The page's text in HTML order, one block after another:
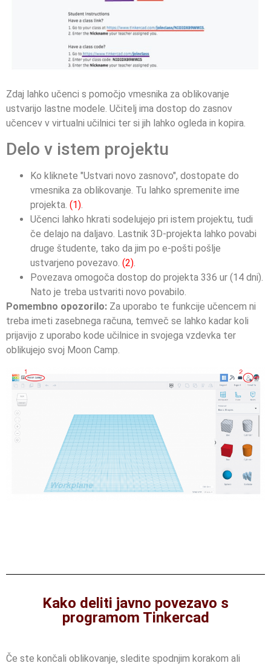
Zdaj lahko učenci s pomočjo vmesnika za oblikovanje
ustvarijo lastne modele. Učitelj ima dostop do zasnov
učencev v virtualni učilnici ter si jih lahko ogleda in kopira.
Delo v istem projektu
Ko kliknete "Ustvari novo zasnovo", dostopate do
vmesnika za oblikovanje. Tu lahko spremenite ime
projekta. (1).
Učenci lahko hkrati sodelujejo pri istem projektu, tudi
če delajo na daljavo. Lastnik 3D-projekta lahko povabi
druge študente, tako da jim po e-pošti pošlje
ustvarjeno povezavo. (2).
Povezava omogoča dostop do projekta 336 ur (14 dni).
Nato je treba ustvariti novo povabilo.
Pomembno opozorilo: Za uporabo te funkcije učencem ni
treba imeti zasebnega računa, temveč se lahko kadar koli
prijavijo z uporabo kode učilnice in svojega vzdevka ter
oblikujejo svoj Moon Camp.
Kako deliti javno povezavo s
programom Tinkercad
Če ste končali oblikovanje, sledite spodnjim korakom ali